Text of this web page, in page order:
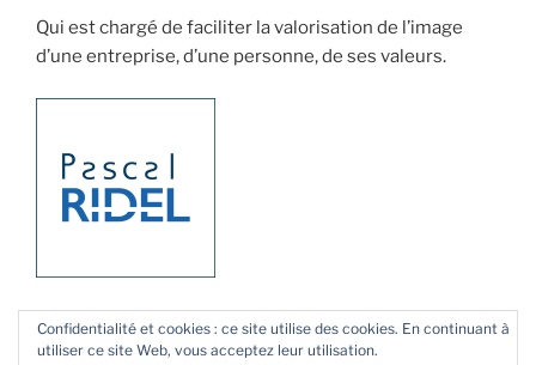
Qui est chargé de faciliter la valorisation de l’image
d’une entreprise, d’une personne, de ses valeurs.
Confidentialité et cookies : ce site utilise des cookies. En continuant à
utiliser ce site Web, vous acceptez leur utilisation.